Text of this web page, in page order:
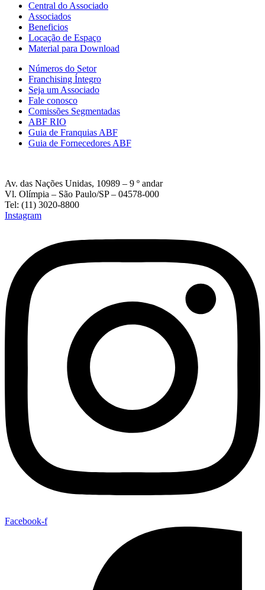
Central do Associado
Associados
Beneficios
Locação de Espaço
Material para Download
Números do Setor
Franchising Íntegro
Seja um Associado
Fale conosco
Comissões Segmentadas
ABF RIO
Guia de Franquias ABF
Guia de Fornecedores ABF
Av. das Nações Unidas, 10989 – 9 º andar
Vl. Olímpia – São Paulo/SP – 04578-000
Tel: (11) 3020-8800
Instagram
Facebook-f